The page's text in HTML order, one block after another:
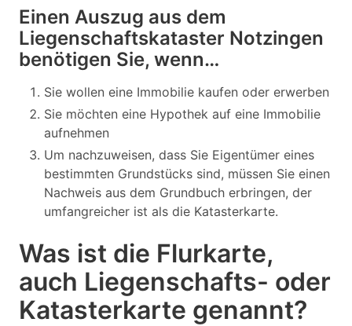
Einen Auszug aus dem
Liegenschaftskataster Notzingen
benötigen Sie, wenn…
Sie wollen eine Immobilie kaufen oder erwerben
Sie möchten eine Hypothek auf eine Immobilie
aufnehmen
Um nachzuweisen, dass Sie Eigentümer eines
bestimmten Grundstücks sind, müssen Sie einen
Nachweis aus dem Grundbuch erbringen, der
umfangreicher ist als die Katasterkarte.
Was ist die Flurkarte,
auch Liegenschafts- oder
Katasterkarte genannt?